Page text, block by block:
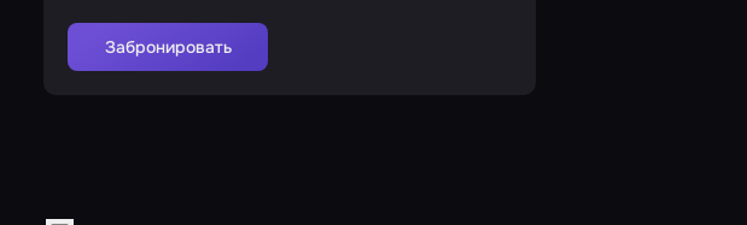
Забронировать